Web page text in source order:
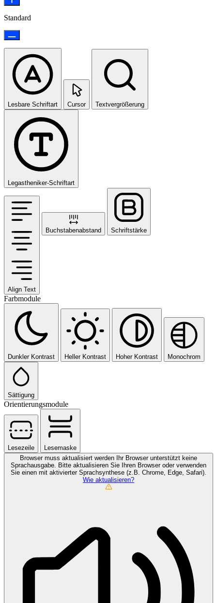
Standard
Lesbare Schriftart Cursor Textvergrößerung
Legastheniker-Schriftart
Align Text
Buchstabenabstand Schriftstärke
Farbmodule
Dunkler Kontrast Heller Kontrast Hoher Kontrast Monochrom
Sättigung
Orientierungsmodule
Lesezeile
Lesemaske
Browser muss aktualisiert werden
Ihr Browser unterstützt keine
Sprachausgabe. Bitte aktualisieren Sie Ihren Browser oder verwenden
Sie einen mit aktivierter Sprachsynthese (z.B. Chrome, Edge, Safari).
Wie aktualisieren?